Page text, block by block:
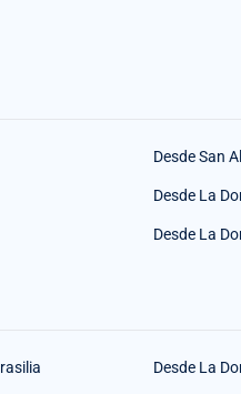
Desde San
Desde La
Desde La
Desde La